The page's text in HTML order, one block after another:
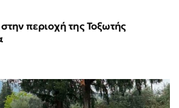
περιοχή της Τοξωτής